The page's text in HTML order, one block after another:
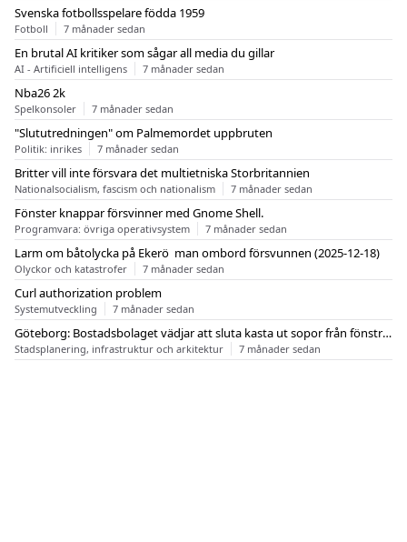
Svenska fotbollsspelare födda 1959
Fotboll 7 månader sedan
En brutal AI kritiker som sågar all media du gillar
AI - Artificiell intelligens 7 månader sedan
Nba26 2k
Spelkonsoler 7 månader sedan
"Slututredningen" om Palmemordet uppbruten
Politik: inrikes 7 månader sedan
Britter vill inte försvara det multietniska Storbritannien
Nationalsocialism, fascism och nationalism 7 månader sedan
Fönster knappar försvinner med Gnome Shell.
Programvara: övriga operativsystem 7 månader sedan
Larm om båtolycka på Ekerö  man ombord försvunnen (2025-12-18)
Olyckor och katastrofer 7 månader sedan
Curl authorization problem
Systemutveckling 7 månader sedan
Göteborg: Bostadsbolaget vädjar att sluta kasta ut sopor från fönstren
Stadsplanering, infrastruktur och arkitektur 7 månader sedan